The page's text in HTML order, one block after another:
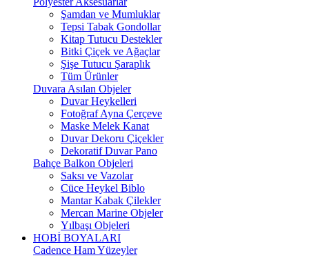
Şamdan ve Mumluklar
Tepsi Tabak Gondollar
Kitap Tutucu Destekler
Bitki Çiçek ve Ağaçlar
Şişe Tutucu Şaraplık
Tüm Ürünler
Duvara Asılan Objeler
Duvar Heykelleri
Fotoğraf Ayna Çerçeve
Maske Melek Kanat
Duvar Dekoru Çiçekler
Dekoratif Duvar Pano
Bahçe Balkon Objeleri
Saksı ve Vazolar
Cüce Heykel Biblo
Mantar Kabak Çilekler
Mercan Marine Objeler
Yılbaşı Objeleri
HOBİ BOYALARI
Cadence Ham Yüzeyler